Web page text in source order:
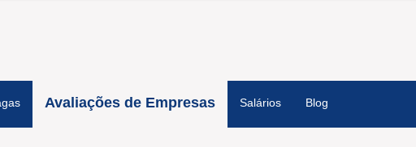
Avaliações de Empresas Salários Blog